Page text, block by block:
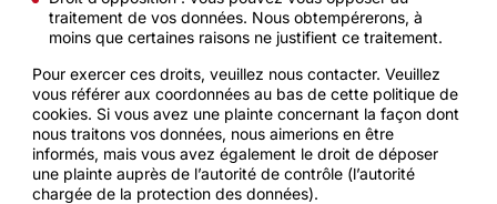
traitement de vos données. Nous obtempérerons, à
moins que certaines raisons ne justifient ce traitement.
Pour exercer ces droits, veuillez nous contacter. Veuillez
vous référer aux coordonnées au bas de cette politique de
cookies. Si vous avez une plainte concernant la façon dont
nous traitons vos données, nous aimerions en être
informés, mais vous avez également le droit de déposer
une plainte auprès de l’autorité de contrôle (l’autorité
chargée de la protection des données).